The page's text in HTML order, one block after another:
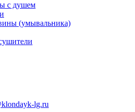
с душем
(умывальника)
lg.ru